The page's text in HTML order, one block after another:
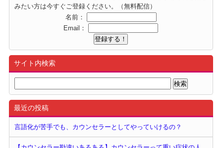
みたい方は今すぐご登録ください。（無料配信）
名前：
Email：
サイト内検索
最近の投稿
言語化が苦手でも、カウンセラーとしてやっていけるの？